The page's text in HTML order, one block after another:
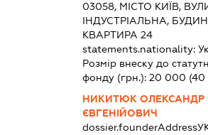
03058, МІСТО КИЇВ,
ІНДУСТРІАЛЬНА,
КВАРТИРА 24
statements.nationality:
Розмір внеску до
фонду (грн.):20 000 (40
НИКИТЮК ОЛЕКСАНДР
ЄВГЕНІЙОВИЧ
dossier.founderAddress